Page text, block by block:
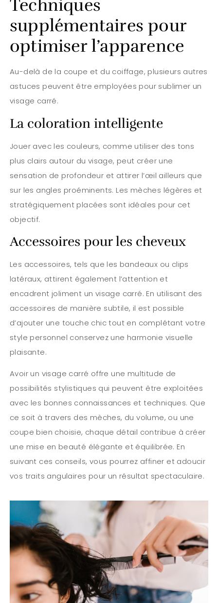
Techniques
supplémentaires pour
optimiser l’apparence
Au-delà de la coupe et du coiffage, plusieurs autres
astuces peuvent être employées pour sublimer un
visage carré.
La coloration intelligente
Jouer avec les couleurs, comme utiliser des tons
plus clairs autour du visage, peut créer une
sensation de profondeur et attirer l’œil ailleurs que
sur les angles proéminents. Les mèches légères et
stratégiquement placées sont idéales pour cet
objectif.
Accessoires pour les cheveux
Les accessoires, tels que les bandeaux ou clips
latéraux, attirent également l’attention et
encadrent joliment un visage carré. En utilisant des
accessoires de manière subtile, il est possible
d’ajouter une touche chic tout en complétant votre
style personnel conservez une harmonie visuelle
plaisante.
Avoir un visage carré offre une multitude de
possibilités stylistiques qui peuvent être exploitées
avec les bonnes connaissances et techniques. Que
ce soit à travers des mèches, du volume, ou une
coupe bien choisie, chaque détail contribue à créer
une mise en beauté élégante et équilibrée. En
suivant ces conseils, vous pourrez affiner et adoucir
vos traits angulaires pour un résultat spectaculaire.